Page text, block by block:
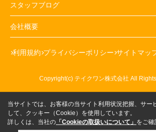
スタッフブログ
会社概要
利用規約 プライバシーポリシー サイトマッ
Copyright(c) テイクワン株式会社 All
当サイトでは、お客様の当サイト利用状況把握、サー
して、クッキー（Cookie）を使用しています。
詳しくは、当社の 「Cookieの取扱いについて」 をご確